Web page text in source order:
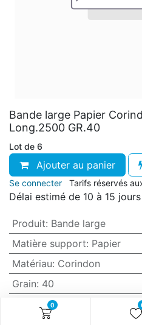
0
Bande large Papier
Long.2500 GR.40
Lot de 6
Ajouter au panier
Se connecter Tarifs réservés
Délai estimé de 10 à 15 jours
Produit: Bande large
Matière support: Papier
Matériau: Corindon
Grain: 40
Anti-encrassement
Non